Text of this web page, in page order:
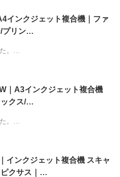
インクジェット複合機｜ファ
/プリン…
。…
｜A3インクジェット複合機
ックス/…
。…
インクジェット複合機 スキャ
ピクサス｜…